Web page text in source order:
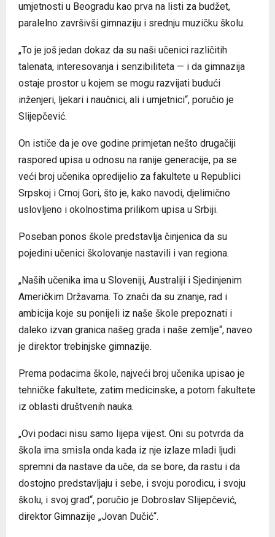
umjetnosti u Beogradu kao prva na listi za budžet,
paralelno završivši gimnaziju i srednju muzičku školu.
„To je još jedan dokaz da su naši učenici različitih
talenata, interesovanja i senzibiliteta — i da gimnazija
ostaje prostor u kojem se mogu razvijati budući
inženjeri, ljekari i naučnici, ali i umjetnici“, poručio je
Slijepčević.
On ističe da je ove godine primjetan nešto drugačiji
raspored upisa u odnosu na ranije generacije, pa se
veći broj učenika opredijelio za fakultete u Republici
Srpskoj i Crnoj Gori, što je, kako navodi, djelimično
uslovljeno i okolnostima prilikom upisa u Srbiji.
Poseban ponos škole predstavlja činjenica da su
pojedini učenici školovanje nastavili i van regiona.
„Naših učenika ima u Sloveniji, Australiji i Sjedinjenim
Američkim Državama. To znači da su znanje, rad i
ambicija koje su ponijeli iz naše škole prepoznati i
daleko izvan granica našeg grada i naše zemlje“, naveo
je direktor trebinjske gimnazije.
Prema podacima škole, najveći broj učenika upisao je
tehničke fakultete, zatim medicinske, a potom fakultete
iz oblasti društvenih nauka.
„Ovi podaci nisu samo lijepa vijest. Oni su potvrda da
škola ima smisla onda kada iz nje izlaze mladi ljudi
spremni da nastave da uče, da se bore, da rastu i da
dostojno predstavljaju i sebe, i svoju porodicu, i svoju
školu, i svoj grad“, poručio je Dobroslav Slijepčević,
direktor Gimnazije „Jovan Dučić“.